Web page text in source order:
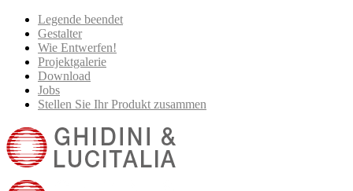
Legende beendet
Gestalter
Wie Entwerfen!
Projektgalerie
Download
Jobs
Stellen Sie Ihr Produkt zusammen